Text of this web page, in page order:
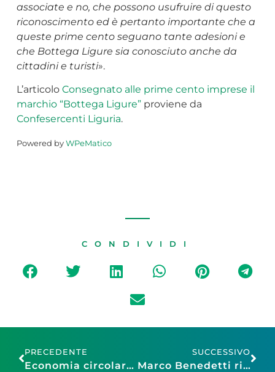
associate e no, che possono usufruire di questo
riconoscimento ed è pertanto importante che a
queste prime cento seguano tante adesioni e
che Bottega Ligure sia conosciuto anche da
cittadini e turisti».
L’articolo Consegnato alle prime cento imprese il
marchio “Bottega Ligure”proviene da
Confesercenti Liguria.
Powered by WPeMatico
CONDIVIDI
PRECEDENTE
Economia circolare: aperto il nuovo bando regionale per le imprese
SUCCESSIVO
Marco Benedetti riconfermato presidente di Confesercenti Liguria